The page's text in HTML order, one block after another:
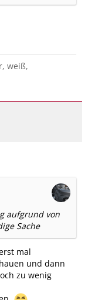
weiß,
aufgrund von
Sache
mal
und dann
zu wenig